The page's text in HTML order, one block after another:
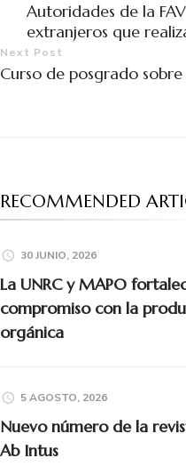
Autoridades de la
extranjeros que
Next Post
Curso de posgrado
RECOMMENDED
30 JUNIO, 2026
La UNRC y MAPO
compromiso con la
orgánica
5 AGOSTO, 2026
Nuevo número de la
Ab Intus